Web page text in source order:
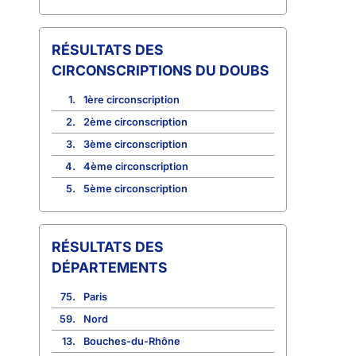
CIRCONSCRIPTIONS DU DOUBS
1.
1ère circonscription
2.
2ème circonscription
3.
3ème circonscription
4.
4ème circonscription
5.
5ème circonscription
RÉSULTATS DES
DÉPARTEMENTS
75.
Paris
59.
Nord
13.
Bouches-du-Rhône